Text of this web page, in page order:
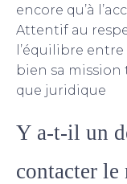
encore qu’à
Attentif au
l’équilibre
bien sa
que juridique
Y a-t-il un
contacter le